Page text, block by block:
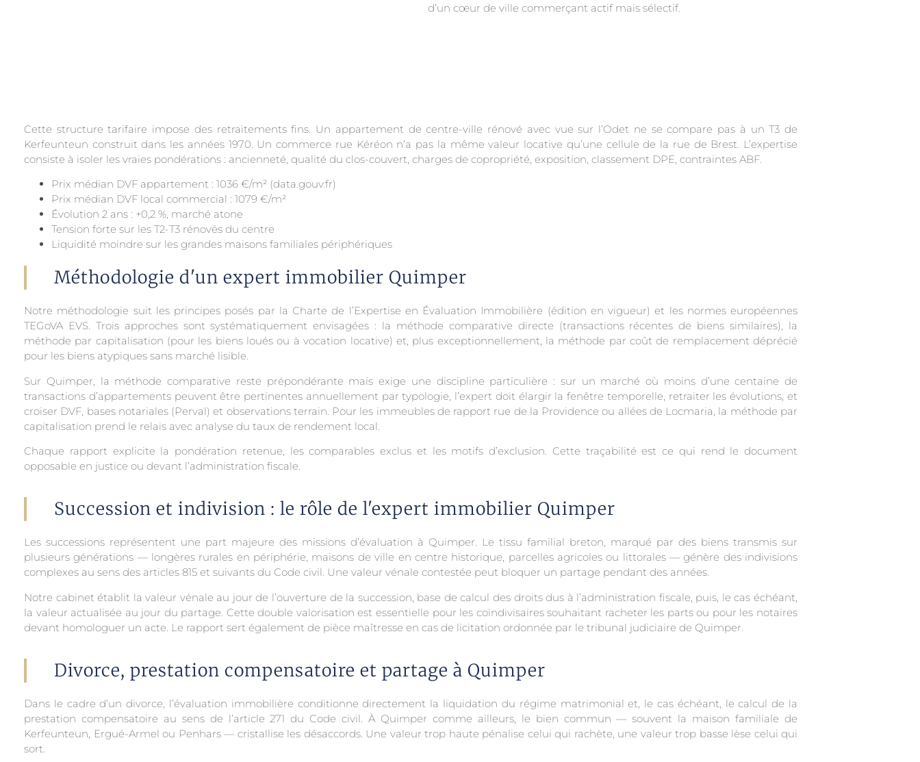
d’un cœur de ville commerçant actif mais sélectif.
Cette structure tarifaire impose des retraitements fins. Un appartement de centre-ville rénové avec vue sur l’Odet ne se compare pas à un T3 de
Kerfeunteun construit dans les années 1970. Un commerce rue Kéréon n’a pas la même valeur locative qu’une cellule de la rue de Brest. L’expertise
consiste à isoler les vraies pondérations : ancienneté, qualité du clos-couvert, charges de copropriété, exposition, classement DPE, contraintes ABF.
Prix médian DVF appartement : 1036 €/m² (data.gouv.fr)
Prix médian DVF local commercial : 1079 €/m²
Évolution 2 ans : +0,2 %, marché atone
Tension forte sur les T2-T3 rénovés du centre
Liquidité moindre sur les grandes maisons familiales périphériques
Méthodologie d'un expert immobilier Quimper
Notre méthodologie suit les principes posés par la Charte de l’Expertise en Évaluation Immobilière (édition en vigueur) et les normes européennes
TEGoVA EVS. Trois approches sont systématiquement envisagées : la méthode comparative directe (transactions récentes de biens similaires), la
méthode par capitalisation (pour les biens loués ou à vocation locative) et, plus exceptionnellement, la méthode par coût de remplacement déprécié
pour les biens atypiques sans marché lisible.
Sur Quimper, la méthode comparative reste prépondérante mais exige une discipline particulière : sur un marché où moins d’une centaine de
transactions d’appartements peuvent être pertinentes annuellement par typologie, l’expert doit élargir la fenêtre temporelle, retraiter les évolutions, et
croiser DVF, bases notariales (Perval) et observations terrain. Pour les immeubles de rapport rue de la Providence ou allées de Locmaria, la méthode par
capitalisation prend le relais avec analyse du taux de rendement local.
Chaque rapport explicite la pondération retenue, les comparables exclus et les motifs d’exclusion. Cette traçabilité est ce qui rend le document
opposable en justice ou devant l’administration fiscale.
Succession et indivision : le rôle de l'expert immobilier Quimper
Les successions représentent une part majeure des missions d’évaluation à Quimper. Le tissu familial breton, marqué par des biens transmis sur
plusieurs générations — longères rurales en périphérie, maisons de ville en centre historique, parcelles agricoles ou littorales — génère des indivisions
complexes au sens des articles 815 et suivants du Code civil. Une valeur vénale contestée peut bloquer un partage pendant des années.
Notre cabinet établit la valeur vénale au jour de l’ouverture de la succession, base de calcul des droits dus à l’administration fiscale, puis, le cas échéant,
la valeur actualisée au jour du partage. Cette double valorisation est essentielle pour les coïndivisaires souhaitant racheter les parts ou pour les notaires
devant homologuer un acte. Le rapport sert également de pièce maîtresse en cas de licitation ordonnée par le tribunal judiciaire de Quimper.
Divorce, prestation compensatoire et partage à Quimper
Dans le cadre d’un divorce, l’évaluation immobilière conditionne directement la liquidation du régime matrimonial et, le cas échéant, le calcul de la
prestation compensatoire au sens de l’article 271 du Code civil. À Quimper comme ailleurs, le bien commun — souvent la maison familiale de
Kerfeunteun, Ergué-Armel ou Penhars — cristallise les désaccords. Une valeur trop haute pénalise celui qui rachète, une valeur trop basse lèse celui qui
sort.